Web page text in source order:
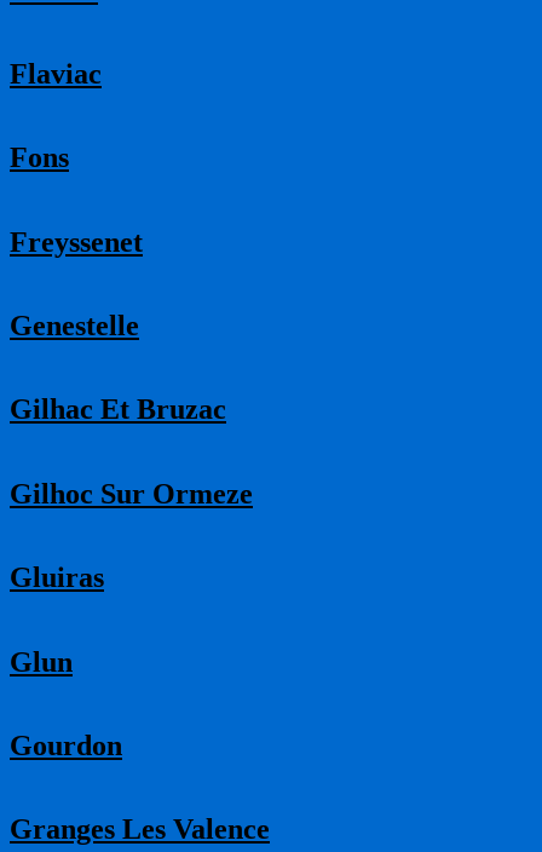
Flaviac
Fons
Freyssenet
Genestelle
Gilhac Et Bruzac
Gilhoc Sur Ormeze
Gluiras
Glun
Gourdon
Granges Les Valence